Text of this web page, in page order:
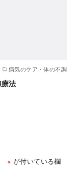
病気のケア・体の不調
法
※ が付いている欄